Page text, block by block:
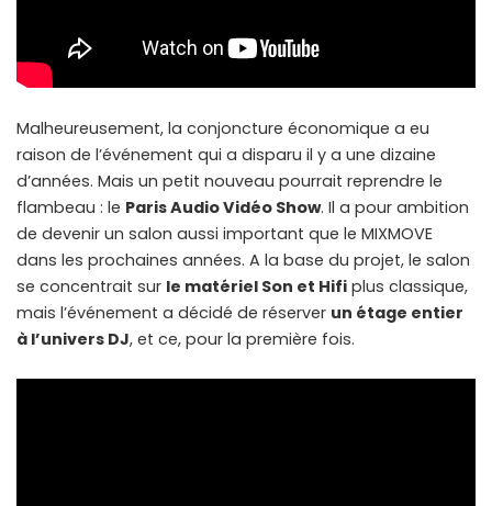
Malheureusement, la conjoncture économique a eu
raison de l’événement qui a disparu il y a une dizaine
d’années. Mais un petit nouveau pourrait reprendre le
flambeau : le Paris Audio Vidéo Show. Il a pour ambition
de devenir un salon aussi important que le MIXMOVE
dans les prochaines années. A la base du projet, le salon
se concentrait sur le matériel Son et Hifi plus classique,
mais l’événement a décidé de réserver un étage entier
à l’univers DJ, et ce, pour la première fois.